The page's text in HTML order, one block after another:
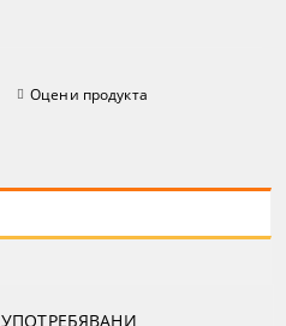
Оцени продукта
УПОТРЕБЯВАНИ